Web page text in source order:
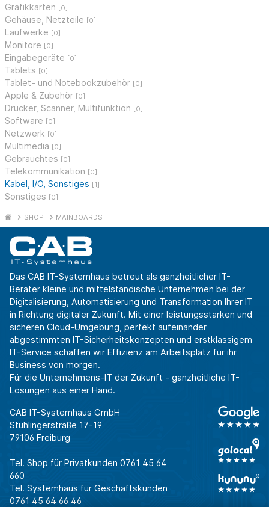
Grafikkarten [0]
Gehäuse, Netzteile [0]
Laufwerke [0]
Monitore [0]
Eingabegeräte [0]
Tablets [0]
Tablet- und Notebookzubehör [0]
Apple & Zubehör [0]
Drucker, Scanner, Multifunktion [0]
Software [0]
Netzwerk [0]
Multimedia [0]
Gebrauchtes [0]
Telekommunikation [0]
Kabel, I/O, Sonstiges [1]
Sonstiges [0]
SHOP MAINBOARDS
Das CAB IT-Systemhaus betreut als ganzheitlicher IT-
Berater kleine und mittelständische Unternehmen bei der
Digitalisierung, Automatisierung und Transformation Ihrer IT
in Richtung digitaler Zukunft. Mit einer leistungsstarken und
sicheren Cloud-Umgebung, perfekt aufeinander
abgestimmten IT-Sicherheitskonzepten und erstklassigem
IT-Service schaffen wir Effizienz am Arbeitsplatz für ihr
Business von morgen.
Für die Unternehmens-IT der Zukunft - ganzheitliche IT-
Lösungen aus einer Hand.
CAB IT-Systemhaus GmbH
Stühlingerstraße 17-19
79106 Freiburg
Tel. Shop für Privatkunden 0761 45 64
660
Tel. Systemhaus für Geschäftskunden
0761 45 64 66 46